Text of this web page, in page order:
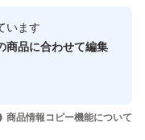
なユーザーです
させた実績があります
います
商品に合わせて編集
商品情報コピー機能について